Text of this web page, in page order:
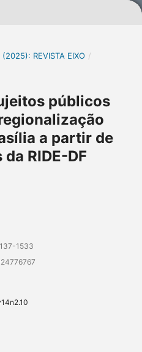
REVISTA EIXO /
públicos
a partir de
RIDE-DF
1533